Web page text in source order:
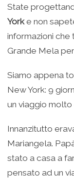
su
Facebook
apre
una
nuova
finestra)
su
(Si
apre
in
una
nuova
finestra)
in
State
Yorke non
informazioni che
Grande Mela
Siamo appena
New York: 9
un viaggio molto
Innanzitutto
Mariangela.
stato a casa a
pensato ad un